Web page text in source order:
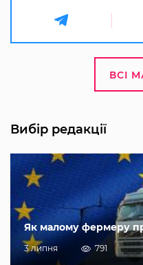
ВСІ
Вибір редакції
Як малому фермеру
3 липня 791